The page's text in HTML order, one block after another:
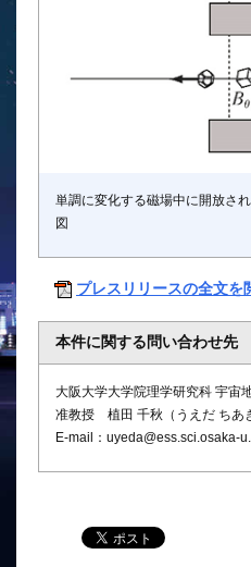
単調に変化する磁場中に開放さ
図
プレスリリースの全文を
本件に関する問い合わせ先
大阪大学大学院理学研究科 宇宙
准教授 植田 千秋（うえだ ちあ
E-mail：uyeda@ess.sci.osaka-